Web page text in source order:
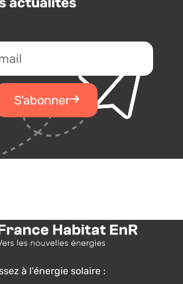
à l'énergie solaire :